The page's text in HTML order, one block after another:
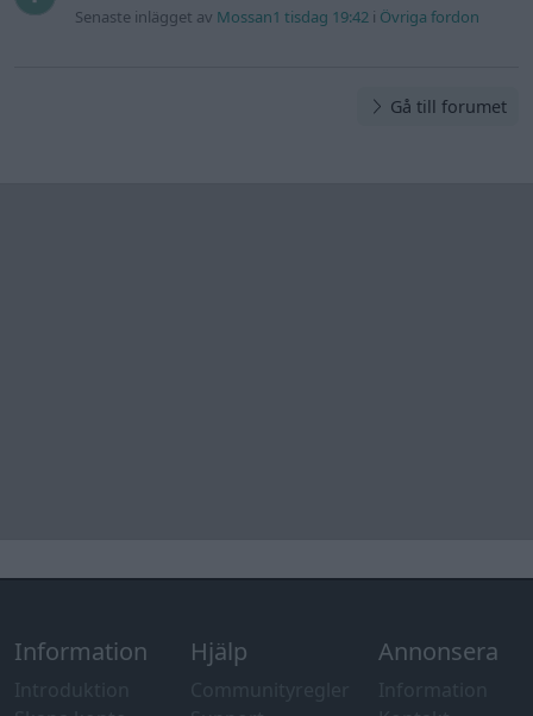
Senaste inlägget av Mossan1 tisdag 19:42 i Övriga fordon
Gå till forumet
Information Hjälp Annonsera